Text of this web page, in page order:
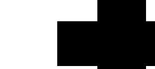
(Documentalista y activista tunecina) y